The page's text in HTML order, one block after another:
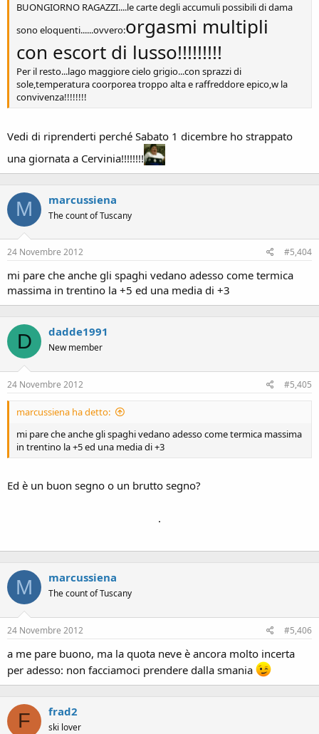
BUONGIORNO RAGAZZI....le carte degli accumuli possibili di dama
sono eloquenti......ovvero:orgasmi multipli
con escort di lusso!!!!!!!!!
Per il resto...lago maggiore cielo grigio...con sprazzi di
sole,temperatura coorporea troppo alta e raffreddore epico,w la
convivenza!!!!!!!!
Vedi di riprenderti perché Sabato 1 dicembre ho strappato
una giornata a Cervinia!!!!!!!!
M marcussiena
The count of Tuscany
24 Novembre 2012 #5,404
mi pare che anche gli spaghi vedano adesso come termica
massima in trentino la +5 ed una media di +3
D dadde1991
New member
24 Novembre 2012 #5,405
marcussiena ha detto:
mi pare che anche gli spaghi vedano adesso come termica massima
in trentino la +5 ed una media di +3
Ed è un buon segno o un brutto segno?
.
M marcussiena
The count of Tuscany
24 Novembre 2012 #5,406
a me pare buono, ma la quota neve è ancora molto incerta
per adesso: non facciamoci prendere dalla smania
F frad2
ski lover